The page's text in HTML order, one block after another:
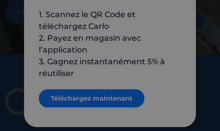
TÉLÉCHARGEZ MAINTENANT
1. Scannez le QR Code et
téléchargez Carlo
2. Payez en magasin avec
l’application
3. Gagnez instantanément 5% à
réutiliser
Téléchargez maintenant